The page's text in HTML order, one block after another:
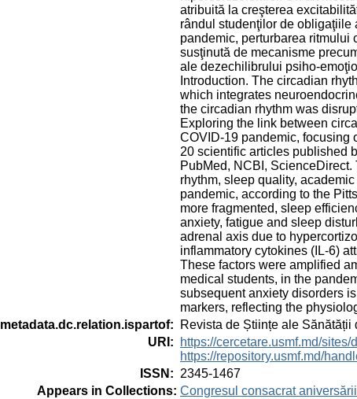
atribuită la creşterea
rândul studenţilor de obligaţiile
pandemic, perturbarea
susţinută de mecanisme
ale dezechilibrului psiho-
Introduction. The circadian
which integrates
the circadian rhythm was
Exploring the link between
COVID-19 pandemic, focusing
20 scientific articles published
PubMed, NCBI,
rhythm, sleep quality,
pandemic, according to the
more fragmented, sleep
anxiety, fatigue and sleep
adrenal axis due to
inflammatory cytokines (IL-6)
These factors were amplified
medical students, in the
subsequent anxiety disorders
markers, reflecting the
metadata.dc.relation.ispartof:
Revista de Științe ale
URI :
https://cercetare.usmf.md/
https://repository.usmf.md/
ISSN : 2345-1467
Appears in Collections: Congresul consacrat